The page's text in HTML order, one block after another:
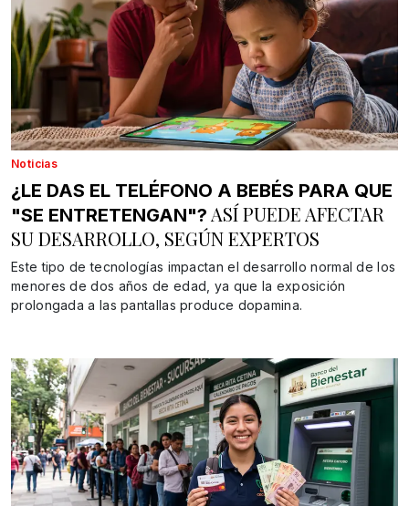
Noticias
¿LE DAS EL TELÉFONO A BEBÉS PARA QUE
"SE ENTRETENGAN"? ASÍ PUEDE AFECTAR
SU DESARROLLO, SEGÚN EXPERTOS
Este tipo de tecnologías impactan el desarrollo normal de los
menores de dos años de edad, ya que la exposición
prolongada a las pantallas produce dopamina.